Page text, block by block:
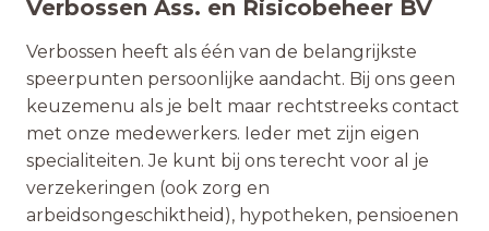
Verbossen Ass. en Risicobeheer BV
Verbossen heeft als één van de belangrijkste
speerpunten persoonlijke aandacht. Bij ons geen
keuzemenu als je belt maar rechtstreeks contact
met onze medewerkers. Ieder met zijn eigen
specialiteiten. Je kunt bij ons terecht voor al je
verzekeringen (ook zorg en
arbeidsongeschiktheid), hypotheken, pensioenen